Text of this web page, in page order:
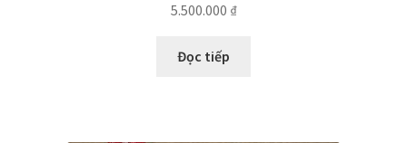
5.500.000 ₫
Đọc tiếp